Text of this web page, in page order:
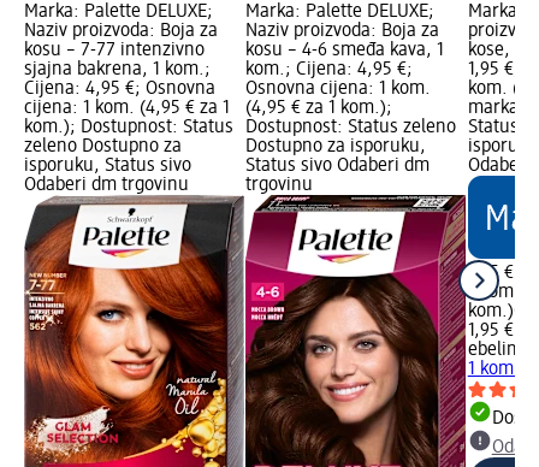
Marka: Palette DELUXE;
Naziv proizvoda: Boja za
kosu – 7-77 intenzivno
sjajna bakrena, 1 kom.;
Cijena: 4,95 €; Osnovna
cijena: 1 kom. (4,95 € za 1
kom.); Dostupnost: Status
zeleno Dostupno za
isporuku, Status sivo
Odaberi dm trgovinu
Marka: Palette DELUXE;
Naziv proizvoda: Boja za
kosu – 4-6 smeđa kava, 1
kom.; Cijena: 4,95 €;
Osnovna cijena: 1 kom.
(4,95 € za 1 kom.);
Dostupnost: Status zeleno
Dostupno za isporuku,
Status sivo Odaberi dm
trgovinu
Marka:
kose, 1
1,95 €;
kom.
marka
Status
Odaberi
1,95 €
1 kom.
kom.)
1,95 €
ebelin
1 kom.